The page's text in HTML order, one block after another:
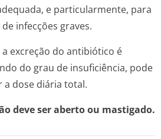
e particularmente, para
infecções graves.
excreção do antibiótico é
do grau de insuficiência, pode
a dose diária total.
deve ser aberto ou mastigado.